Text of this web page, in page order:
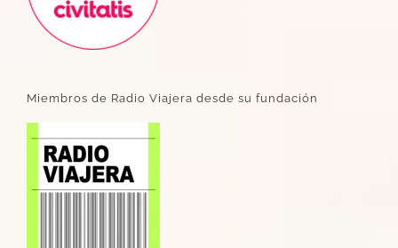
Miembros de Radio Viajera desde su fundación